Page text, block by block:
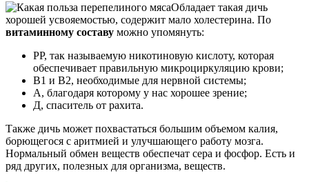
Обладает такая дичь
хорошей усвояемостью, содержит мало холестерина. По
витаминному составу можно упомянуть:
РР, так называемую никотиновую кислоту, которая
обеспечивает правильную микроциркуляцию крови;
В1 и В2, необходимые для нервной системы;
А, благодаря которому у нас хорошее зрение;
Д, спаситель от рахита.
Также дичь может похвастаться большим объемом калия,
борющегося с аритмией и улучшающего работу мозга.
Нормальный обмен веществ обеспечат сера и фосфор. Есть и
ряд других, полезных для организма, веществ.